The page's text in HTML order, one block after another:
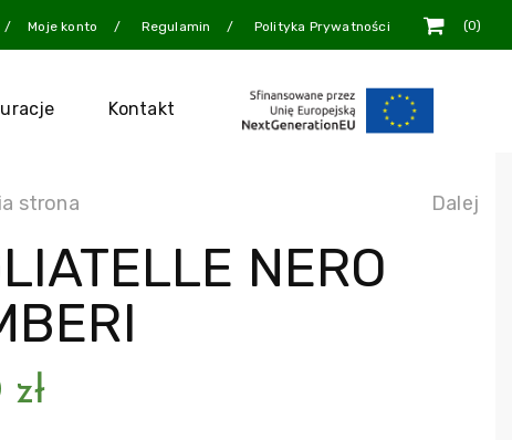
0
Moje konto Regulamin Polityka Prywatności
Kontakt
strona Dalej
NERO
zł